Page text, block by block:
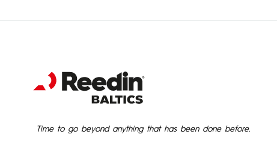
Time to go beyond anything that has been done before.